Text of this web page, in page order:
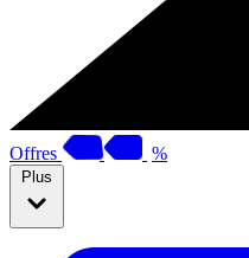
Offres %
Plus